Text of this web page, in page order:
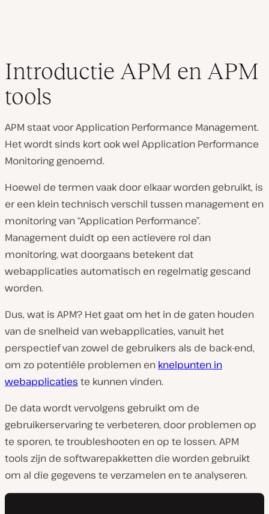
Introductie APM en APM
tools
APM staat voor Application Performance Management.
Het wordt sinds kort ook wel Application Performance
Monitoring genoemd.
Hoewel de termen vaak door elkaar worden gebruikt, is
er een klein technisch verschil tussen management en
monitoring van “Application Performance”.
Management duidt op een actievere rol dan
monitoring, wat doorgaans betekent dat
webapplicaties automatisch en regelmatig gescand
worden.
Dus, wat is APM? Het gaat om het in de gaten houden
van de snelheid van webapplicaties, vanuit het
perspectief van zowel de gebruikers als de back-end,
om zo potentiële problemen en knelpunten in
webapplicaties te kunnen vinden.
De data wordt vervolgens gebruikt om de
gebruikerservaring te verbeteren, door problemen op
te sporen, te troubleshooten en op te lossen. APM
tools zijn de softwarepakketten die worden gebruikt
om al die gegevens te verzamelen en te analyseren.